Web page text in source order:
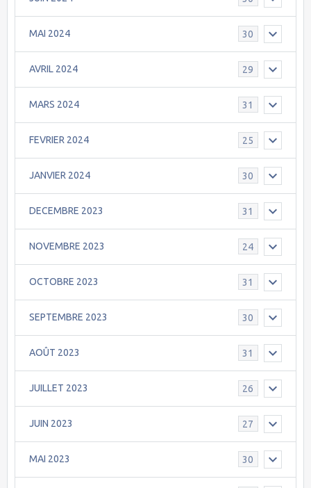
MAI 2024 30
AVRIL 2024 29
MARS 2024 31
FEVRIER 2024 25
JANVIER 2024 30
DECEMBRE 2023 31
NOVEMBRE 2023 24
OCTOBRE 2023 31
SEPTEMBRE 2023 30
AOÛT 2023 31
JUILLET 2023 26
JUIN 2023 27
MAI 2023 30